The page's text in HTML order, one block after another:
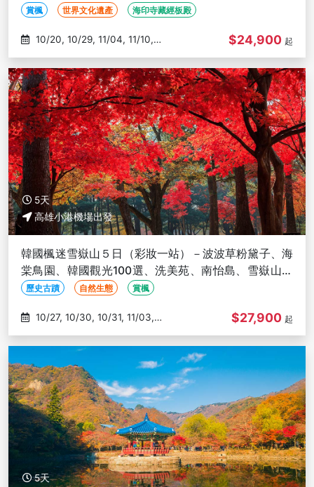
奏－高雄出發
賞楓 世界文化遺產 海印寺藏經板殿
11/17
$24,900 起
5天
高雄小港機場出發
韓國楓迷雪嶽山５日（彩妝一站）－波波草粉黛子、海
棠鳥園、韓國觀光100選、洗美苑、南怡島、雪嶽山、
銀杏大道-高雄出發
歷史古蹟 自然生態 賞楓
11/07
$27,900 起
5天